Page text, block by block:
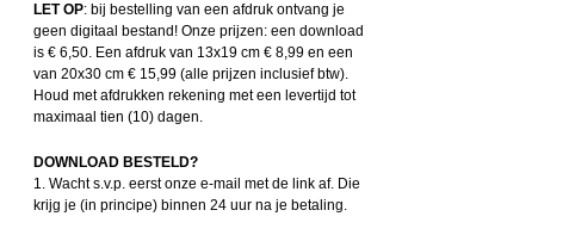
LET OP: bij bestelling van een afdruk ontvang je
geen digitaal bestand! Onze prijzen: een download
is € 6,50. Een afdruk van 13x19 cm € 8,99 en een
van 20x30 cm € 15,99 (alle prijzen inclusief btw).
Houd met afdrukken rekening met een levertijd tot
maximaal tien (10) dagen.
DOWNLOAD BESTELD?
1. Wacht s.v.p. eerst onze e-mail met de link af. Die
krijg je (in principe) binnen 24 uur na je betaling.